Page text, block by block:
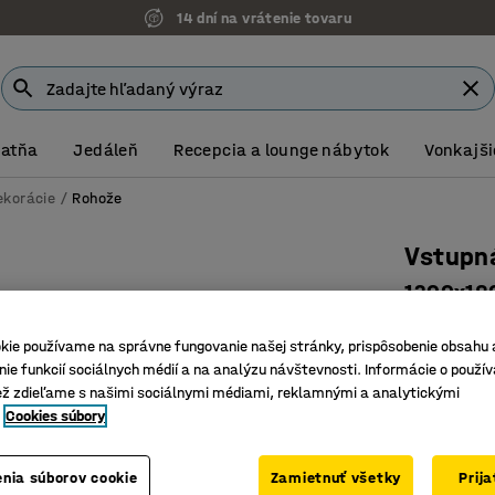
14 dní na vrátenie tovaru
Jedáleň Recepcia a lounge nábytok
Rohože
Odolná
Dobre čistí
Dĺžka (mm)
používame na správne fungovanie našej stránky, prispôsobenie obsahu
funkcií sociálnych médií a na analýzu návštevnosti. Informácie o
zdieľame s našimi sociálnymi médiami, reklamnými a analytickými
Cookies súbory
súborov cookie Zamietnuť všetky